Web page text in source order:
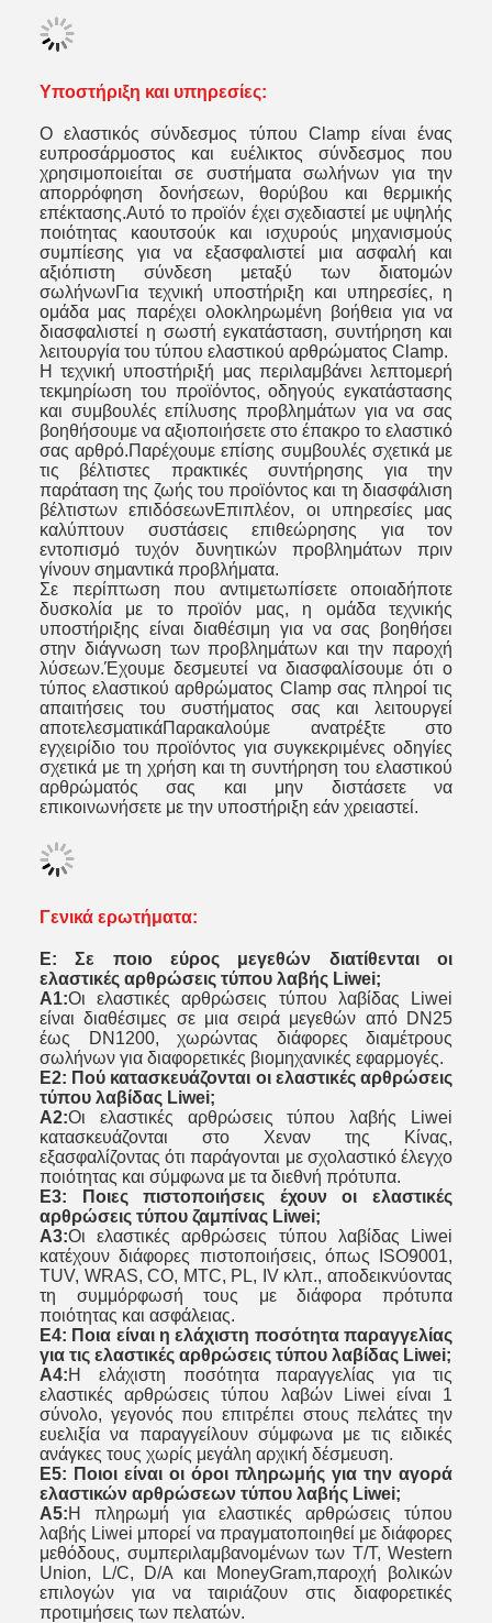
Υποστήριξη και υπηρεσίες:
Ο ελαστικός σύνδεσμος τύπου Clamp είναι ένας
ευπροσάρμοστος και ευέλικτος σύνδεσμος που
χρησιμοποιείται σε συστήματα σωλήνων για την
απορρόφηση δονήσεων, θορύβου και θερμικής
επέκτασης.Αυτό το προϊόν έχει σχεδιαστεί με υψηλής
ποιότητας καουτσούκ και ισχυρούς μηχανισμούς
συμπίεσης για να εξασφαλιστεί μια ασφαλή και
αξιόπιστη σύνδεση μεταξύ των διατομών
σωλήνωνΓια τεχνική υποστήριξη και υπηρεσίες, η
ομάδα μας παρέχει ολοκληρωμένη βοήθεια για να
διασφαλιστεί η σωστή εγκατάσταση, συντήρηση και
λειτουργία του τύπου ελαστικού αρθρώματος Clamp.
Η τεχνική υποστήριξή μας περιλαμβάνει λεπτομερή
τεκμηρίωση του προϊόντος, οδηγούς εγκατάστασης
και συμβουλές επίλυσης προβλημάτων για να σας
βοηθήσουμε να αξιοποιήσετε στο έπακρο το ελαστικό
σας αρθρό.Παρέχουμε επίσης συμβουλές σχετικά με
τις βέλτιστες πρακτικές συντήρησης για την
παράταση της ζωής του προϊόντος και τη διασφάλιση
βέλτιστων επιδόσεωνΕπιπλέον, οι υπηρεσίες μας
καλύπτουν συστάσεις επιθεώρησης για τον
εντοπισμό τυχόν δυνητικών προβλημάτων πριν
γίνουν σημαντικά προβλήματα.
Σε περίπτωση που αντιμετωπίσετε οποιαδήποτε
δυσκολία με το προϊόν μας, η ομάδα τεχνικής
υποστήριξης είναι διαθέσιμη για να σας βοηθήσει
στην διάγνωση των προβλημάτων και την παροχή
λύσεων.Έχουμε δεσμευτεί να διασφαλίσουμε ότι ο
τύπος ελαστικού αρθρώματος Clamp σας πληροί τις
απαιτήσεις του συστήματος σας και λειτουργεί
αποτελεσματικάΠαρακαλούμε ανατρέξτε στο
εγχειρίδιο του προϊόντος για συγκεκριμένες οδηγίες
σχετικά με τη χρήση και τη συντήρηση του ελαστικού
αρθρώματός σας και μην διστάσετε να
επικοινωνήσετε με την υποστήριξη εάν χρειαστεί.
Γενικά ερωτήματα:
Ε: Σε ποιο εύρος μεγεθών διατίθενται οι
ελαστικές αρθρώσεις τύπου λαβής Liwei;
Α1:Οι ελαστικές αρθρώσεις τύπου λαβίδας Liwei
είναι διαθέσιμες σε μια σειρά μεγεθών από DN25
έως DN1200, χωρώντας διάφορες διαμέτρους
σωλήνων για διαφορετικές βιομηχανικές εφαρμογές.
Ε2: Πού κατασκευάζονται οι ελαστικές αρθρώσεις
τύπου λαβίδας Liwei;
Α2:Οι ελαστικές αρθρώσεις τύπου λαβής Liwei
κατασκευάζονται στο Χεναν της Κίνας,
εξασφαλίζοντας ότι παράγονται με σχολαστικό έλεγχο
ποιότητας και σύμφωνα με τα διεθνή πρότυπα.
Ε3: Ποιες πιστοποιήσεις έχουν οι ελαστικές
αρθρώσεις τύπου ζαμπίνας Liwei;
Α3:Οι ελαστικές αρθρώσεις τύπου λαβίδας Liwei
κατέχουν διάφορες πιστοποιήσεις, όπως ISO9001,
TUV, WRAS, CO, MTC, PL, IV κλπ., αποδεικνύοντας
τη συμμόρφωσή τους με διάφορα πρότυπα
ποιότητας και ασφάλειας.
Ε4: Ποια είναι η ελάχιστη ποσότητα παραγγελίας
για τις ελαστικές αρθρώσεις τύπου λαβίδας Liwei;
Α4:Η ελάχιστη ποσότητα παραγγελίας για τις
ελαστικές αρθρώσεις τύπου λαβών Liwei είναι 1
σύνολο, γεγονός που επιτρέπει στους πελάτες την
ευελιξία να παραγγείλουν σύμφωνα με τις ειδικές
ανάγκες τους χωρίς μεγάλη αρχική δέσμευση.
Ε5: Ποιοι είναι οι όροι πληρωμής για την αγορά
ελαστικών αρθρώσεων τύπου λαβής Liwei;
Α5:Η πληρωμή για ελαστικές αρθρώσεις τύπου
λαβής Liwei μπορεί να πραγματοποιηθεί με διάφορες
μεθόδους, συμπεριλαμβανομένων των T/T, Western
Union, L/C, D/A και MoneyGram,παροχή βολικών
επιλογών για να ταιριάζουν στις διαφορετικές
προτιμήσεις των πελατών.